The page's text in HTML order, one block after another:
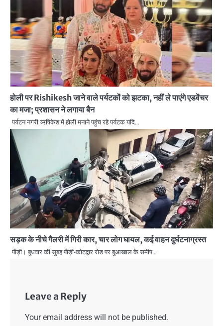
होली पर Rishikesh जाने वाले पर्यटकों को झटका, नहीं ले पाएंगे एडवेंचर
का मजा; प्रशासन ने लगाया बैन
पर्यटन नगरी ऋषिकेश में होली मनाने पहुंच रहे पर्यटक यदि…
सड़क के नीचे गैलरी में गिरी कार, चार लोग घायल, कई वाहन दुर्घटनाग्रस्त
पौड़ी। बुधवार की सुबह पौड़ी-कोटद्वार रोड पर बुआखाल के समीप…
Leave a Reply
Your email address will not be published.